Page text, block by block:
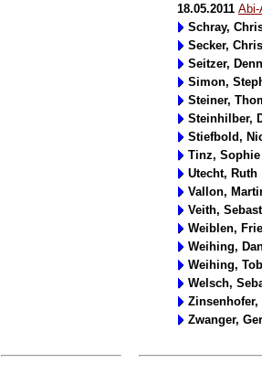
18.05.2011 Abi-
Schray,
Secker,
Seitzer,
Simon,
Steiner,
Steinhilber,
Stiefbold,
Tinz, Sophie
Utecht, Ruth
Vallon,
Veith,
Weiblen,
Weihing,
Weihing,
Welsch,
Zinsenhofer,
Zwanger,